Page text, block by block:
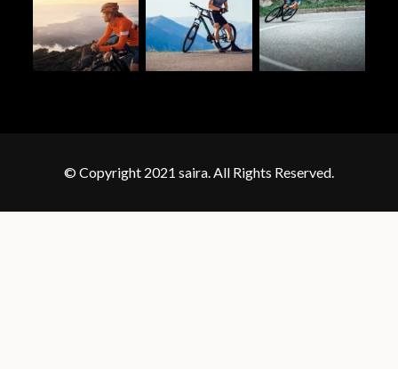
© Copyright 2021 saira. All Rights Reserved.